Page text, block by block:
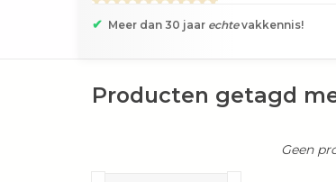
✔ Meer dan 30 jaar echtevakkennis!
Producten getagd
Geen